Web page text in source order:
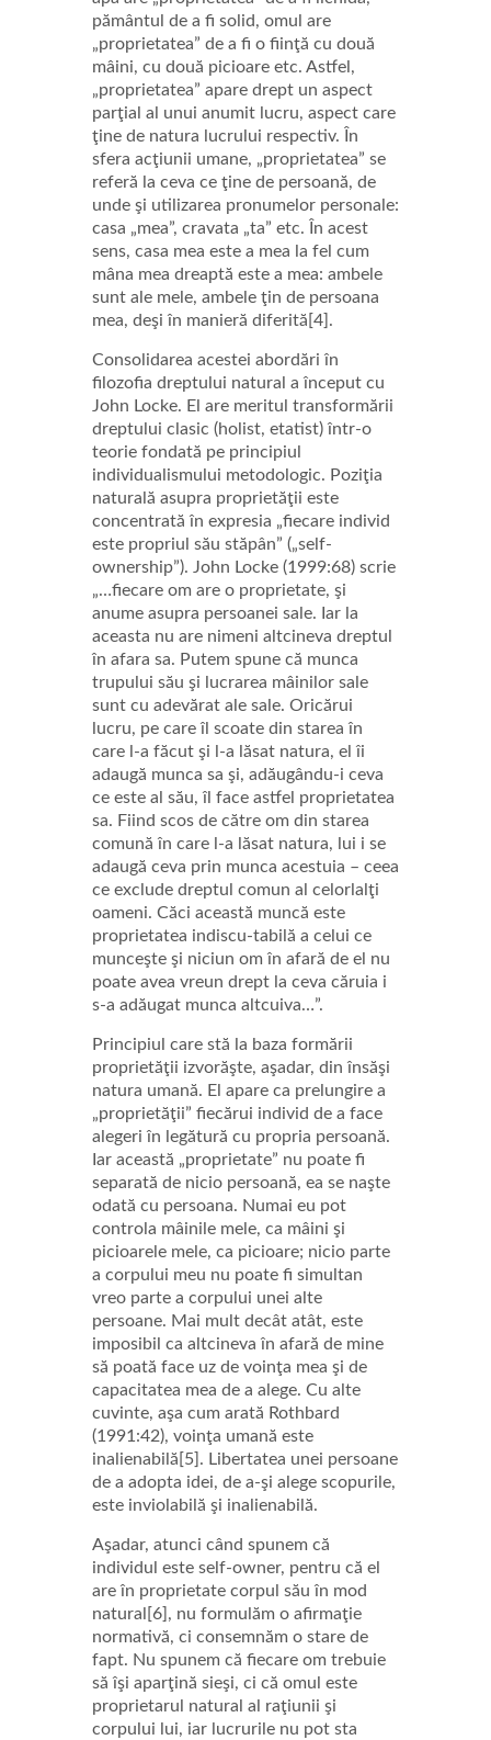
pământul de a fi solid, omul are
„proprietatea” de a fi o fiinţă cu două
mâini, cu două picioare etc. Astfel,
„proprietatea” apare drept un aspect
parţial al unui anumit lucru, aspect care
ţine de natura lucrului respectiv. În
sfera acţiunii umane, „proprietatea” se
referă la ceva ce ţine de persoană, de
unde şi utilizarea pronumelor personale:
casa „mea”, cravata „ta” etc. În acest
sens, casa mea este a mea la fel cum
mâna mea dreaptă este a mea: ambele
sunt ale mele, ambele ţin de persoana
mea, deşi în manieră diferită[4].
Consolidarea acestei abordări în
filozofia dreptului natural a început cu
John Locke. El are meritul transformării
dreptului clasic (holist, etatist) într-o
teorie fondată pe principiul
individualismului metodologic. Poziţia
naturală asupra proprietăţii este
concentrată în expresia „fiecare individ
este propriul său stăpân” („self-
ownership”). John Locke (1999:68) scrie
„…fiecare om are o proprietate, şi
anume asupra persoanei sale. Iar la
aceasta nu are nimeni altcineva dreptul
în afara sa. Putem spune că munca
trupului său şi lucrarea mâinilor sale
sunt cu adevărat ale sale. Oricărui
lucru, pe care îl scoate din starea în
care l-a făcut şi l-a lăsat natura, el îi
adaugă munca sa şi, adăugându-i ceva
ce este al său, îl face astfel proprietatea
sa. Fiind scos de către om din starea
comună în care l-a lăsat natura, lui i se
adaugă ceva prin munca acestuia – ceea
ce exclude dreptul comun al celorlalţi
oameni. Căci această muncă este
proprietatea indiscu-tabilă a celui ce
munceşte şi niciun om în afară de el nu
poate avea vreun drept la ceva căruia i
s-a adăugat munca altcuiva…”.
Principiul care stă la baza formării
proprietăţii izvorăşte, aşadar, din însăşi
natura umană. El apare ca prelungire a
„proprietăţii” fiecărui individ de a face
alegeri în legătură cu propria persoană.
Iar această „proprietate” nu poate fi
separată de nicio persoană, ea se naşte
odată cu persoana. Numai eu pot
controla mâinile mele, ca mâini şi
picioarele mele, ca picioare; nicio parte
a corpului meu nu poate fi simultan
vreo parte a corpului unei alte
persoane. Mai mult decât atât, este
imposibil ca altcineva în afară de mine
să poată face uz de voinţa mea şi de
capacitatea mea de a alege. Cu alte
cuvinte, aşa cum arată Rothbard
(1991:42), voinţa umană este
inalienabilă[5]. Libertatea unei persoane
de a adopta idei, de a-şi alege scopurile,
este inviolabilă şi inalienabilă.
Aşadar, atunci când spunem că
individul este self-owner, pentru că el
are în proprietate corpul său în mod
natural[6], nu formulăm o afirmaţie
normativă, ci consemnăm o stare de
fapt. Nu spunem că fiecare om trebuie
să îşi aparţină sieşi, ci că omul este
proprietarul natural al raţiunii şi
corpului lui, iar lucrurile nu pot sta